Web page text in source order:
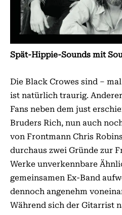
Spät-Hippie-Sounds mit
Die Black Crowes sind –
ist natürlich traurig.
Fans neben dem just
Bruders Rich, nun auch
von Frontmann Chris
durchaus zwei Gründe zur
Werke unverkennbare
gemeinsamen Ex-Band
dennoch angenehm
Während sich der Gitarrist